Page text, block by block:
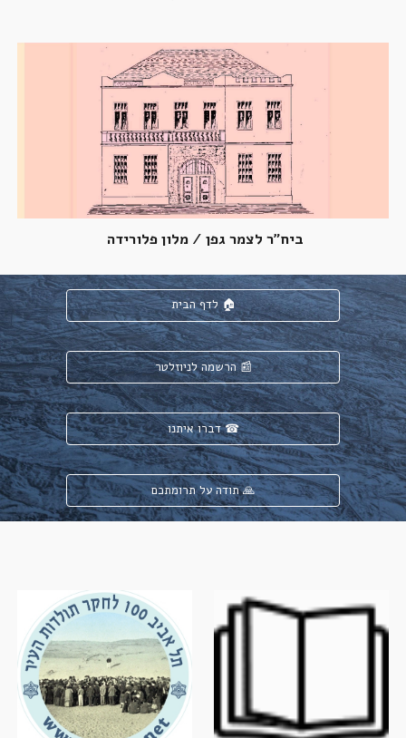
ביח"ר לצמר גפן / מלון פלורידה
לדף הבית 🏠
הרשמה לניוזלטר 📰
דברו איתנו ☎
תודה על תרומתכם 🙏